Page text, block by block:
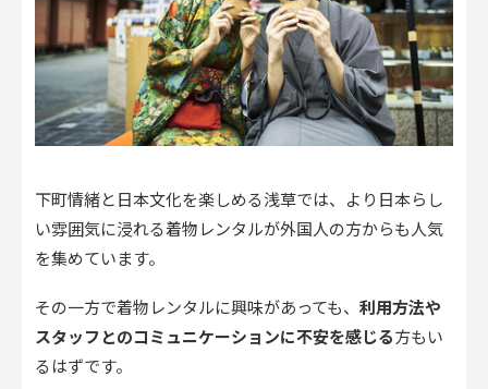
下町情緒と日本文化を楽しめる浅草では、より日本らし
い雰囲気に浸れる着物レンタルが外国人の方からも人気
を集めています。
その一方で着物レンタルに興味があっても、 利用方法や
スタッフとのコミュニケーションに不安を感じる方もい
るはずです。